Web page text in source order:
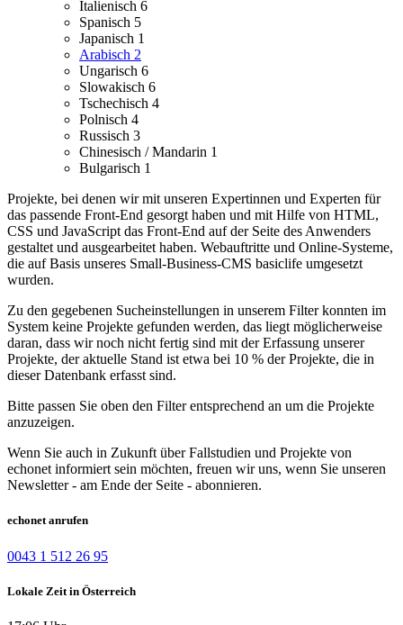
Italienisch 6
Spanisch 5
Japanisch 1
Arabisch 2
Ungarisch 6
Slowakisch 6
Tschechisch 4
Polnisch 4
Russisch 3
Chinesisch / Mandarin 1
Bulgarisch 1
Projekte, bei denen wir mit unseren Expertinnen und Experten für
das passende Front-End gesorgt haben und mit Hilfe von HTML,
CSS und JavaScript das Front-End auf der Seite des Anwenders
gestaltet und ausgearbeitet haben. Webauftritte und Online-Systeme,
die auf Basis unseres Small-Business-CMS basiclife umgesetzt
wurden.
Zu den gegebenen Sucheinstellungen in unserem Filter konnten im
System keine Projekte gefunden werden, das liegt möglicherweise
daran, dass wir noch nicht fertig sind mit der Erfassung unserer
Projekte, der aktuelle Stand ist etwa bei 10 % der Projekte, die in
dieser Datenbank erfasst sind.
Bitte passen Sie oben den Filter entsprechend an um die Projekte
anzuzeigen.
Wenn Sie auch in Zukunft über Fallstudien und Projekte von
echonet informiert sein möchten, freuen wir uns, wenn Sie unseren
Newsletter - am Ende der Seite - abonnieren.
echonet anrufen
0043 1 512 26 95
Lokale Zeit in Österreich